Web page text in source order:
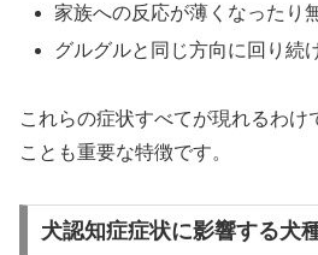
家族への反応が薄くなったり
グルグルと同じ方向に回り続
これらの症状すべてが現れるわけ
ことも重要な特徴です。
犬認知症症状に影響する犬